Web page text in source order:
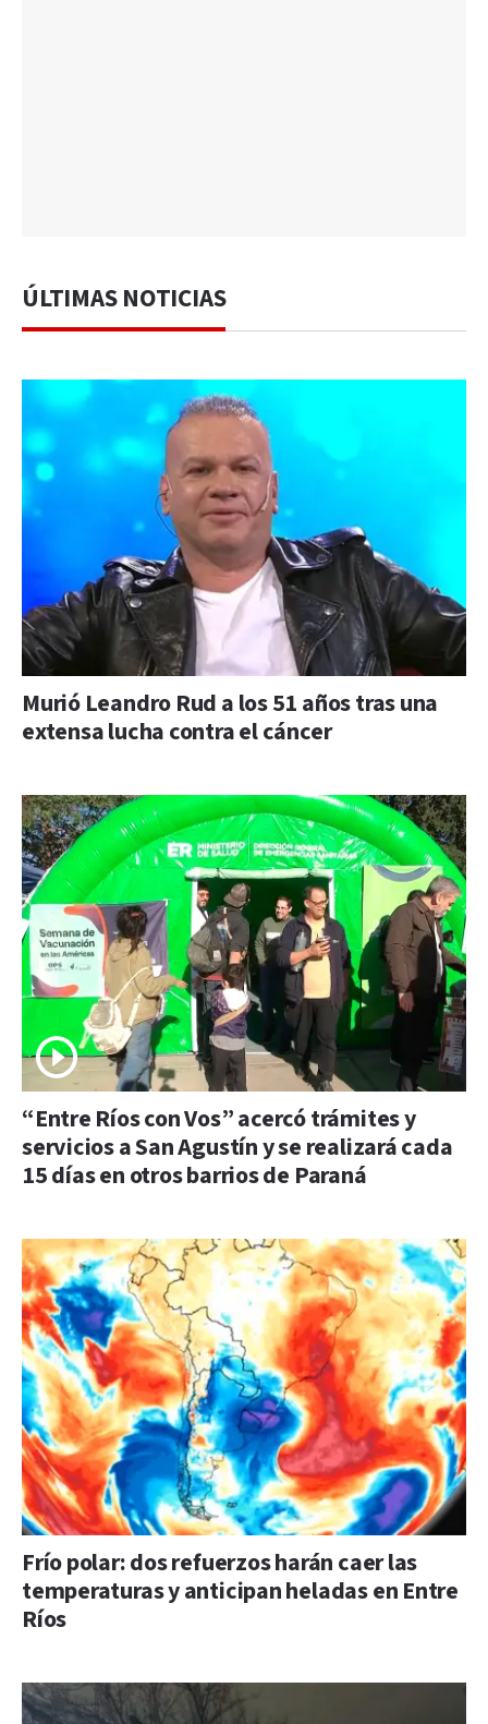
ÚLTIMAS NOTICIAS
Murió Leandro Rud a los 51 años tras una
extensa lucha contra el cáncer
“Entre Ríos con Vos” acercó trámites y
servicios a San Agustín y se realizará cada
15 días en otros barrios de Paraná
Frío polar: dos refuerzos harán caer las
temperaturas y anticipan heladas en Entre
Ríos